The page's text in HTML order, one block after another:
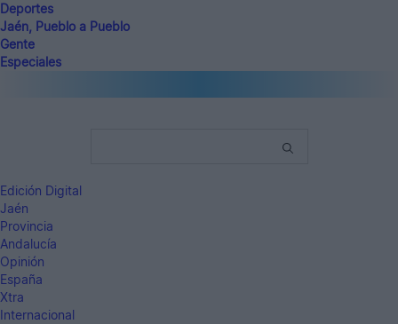
Deportes
Jaén, Pueblo a Pueblo
Gente
Especiales
Edición Digital
Jaén
Provincia
Andalucía
Opinión
España
Xtra
Internacional